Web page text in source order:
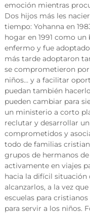
emoción mientras
Dos hijos más les
tiempo: Yohanna en
hogar en 1991 como
enfermo y fue
más tarde adoptaron
se comprometieron por
niños… y a facilitar
puedan también
pueden cambiar para
un ministerio a corto
reclutar y desarrollar
comprometidos y
todo de familias
grupos de hermanos
activamente en viajes
hacia la difícil situación
alcanzarlos, a la vez
escuelas para
para servir a los niños.